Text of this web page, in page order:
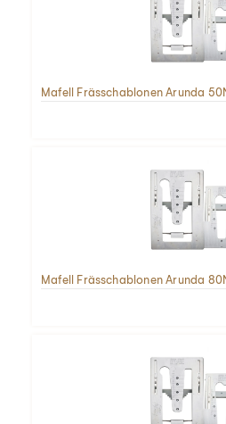
Mafell Frässchablonen Arunda
Mafell Frässchablonen Arunda